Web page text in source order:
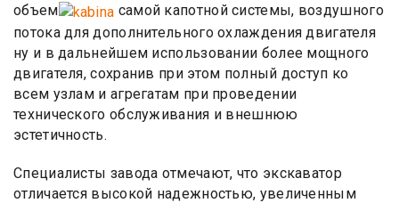
объем
самой капотной системы, воздушного
потока для дополнительного охлаждения двигателя
ну и в дальнейшем использовании более мощного
двигателя, сохранив при этом полный доступ ко
всем узлам и агрегатам при проведении
технического обслуживания и внешнюю
эстетичность.
Специалисты завода отмечают, что экскаватор
отличается высокой надежностью, увеличенным